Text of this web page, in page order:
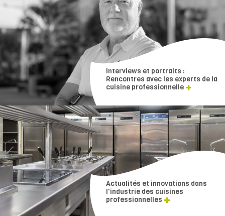
Interviews et portraits :
Rencontres avec les experts de la
cuisine professionnelle
Actualités et innovations dans
l'industrie des cuisines
professionnelles